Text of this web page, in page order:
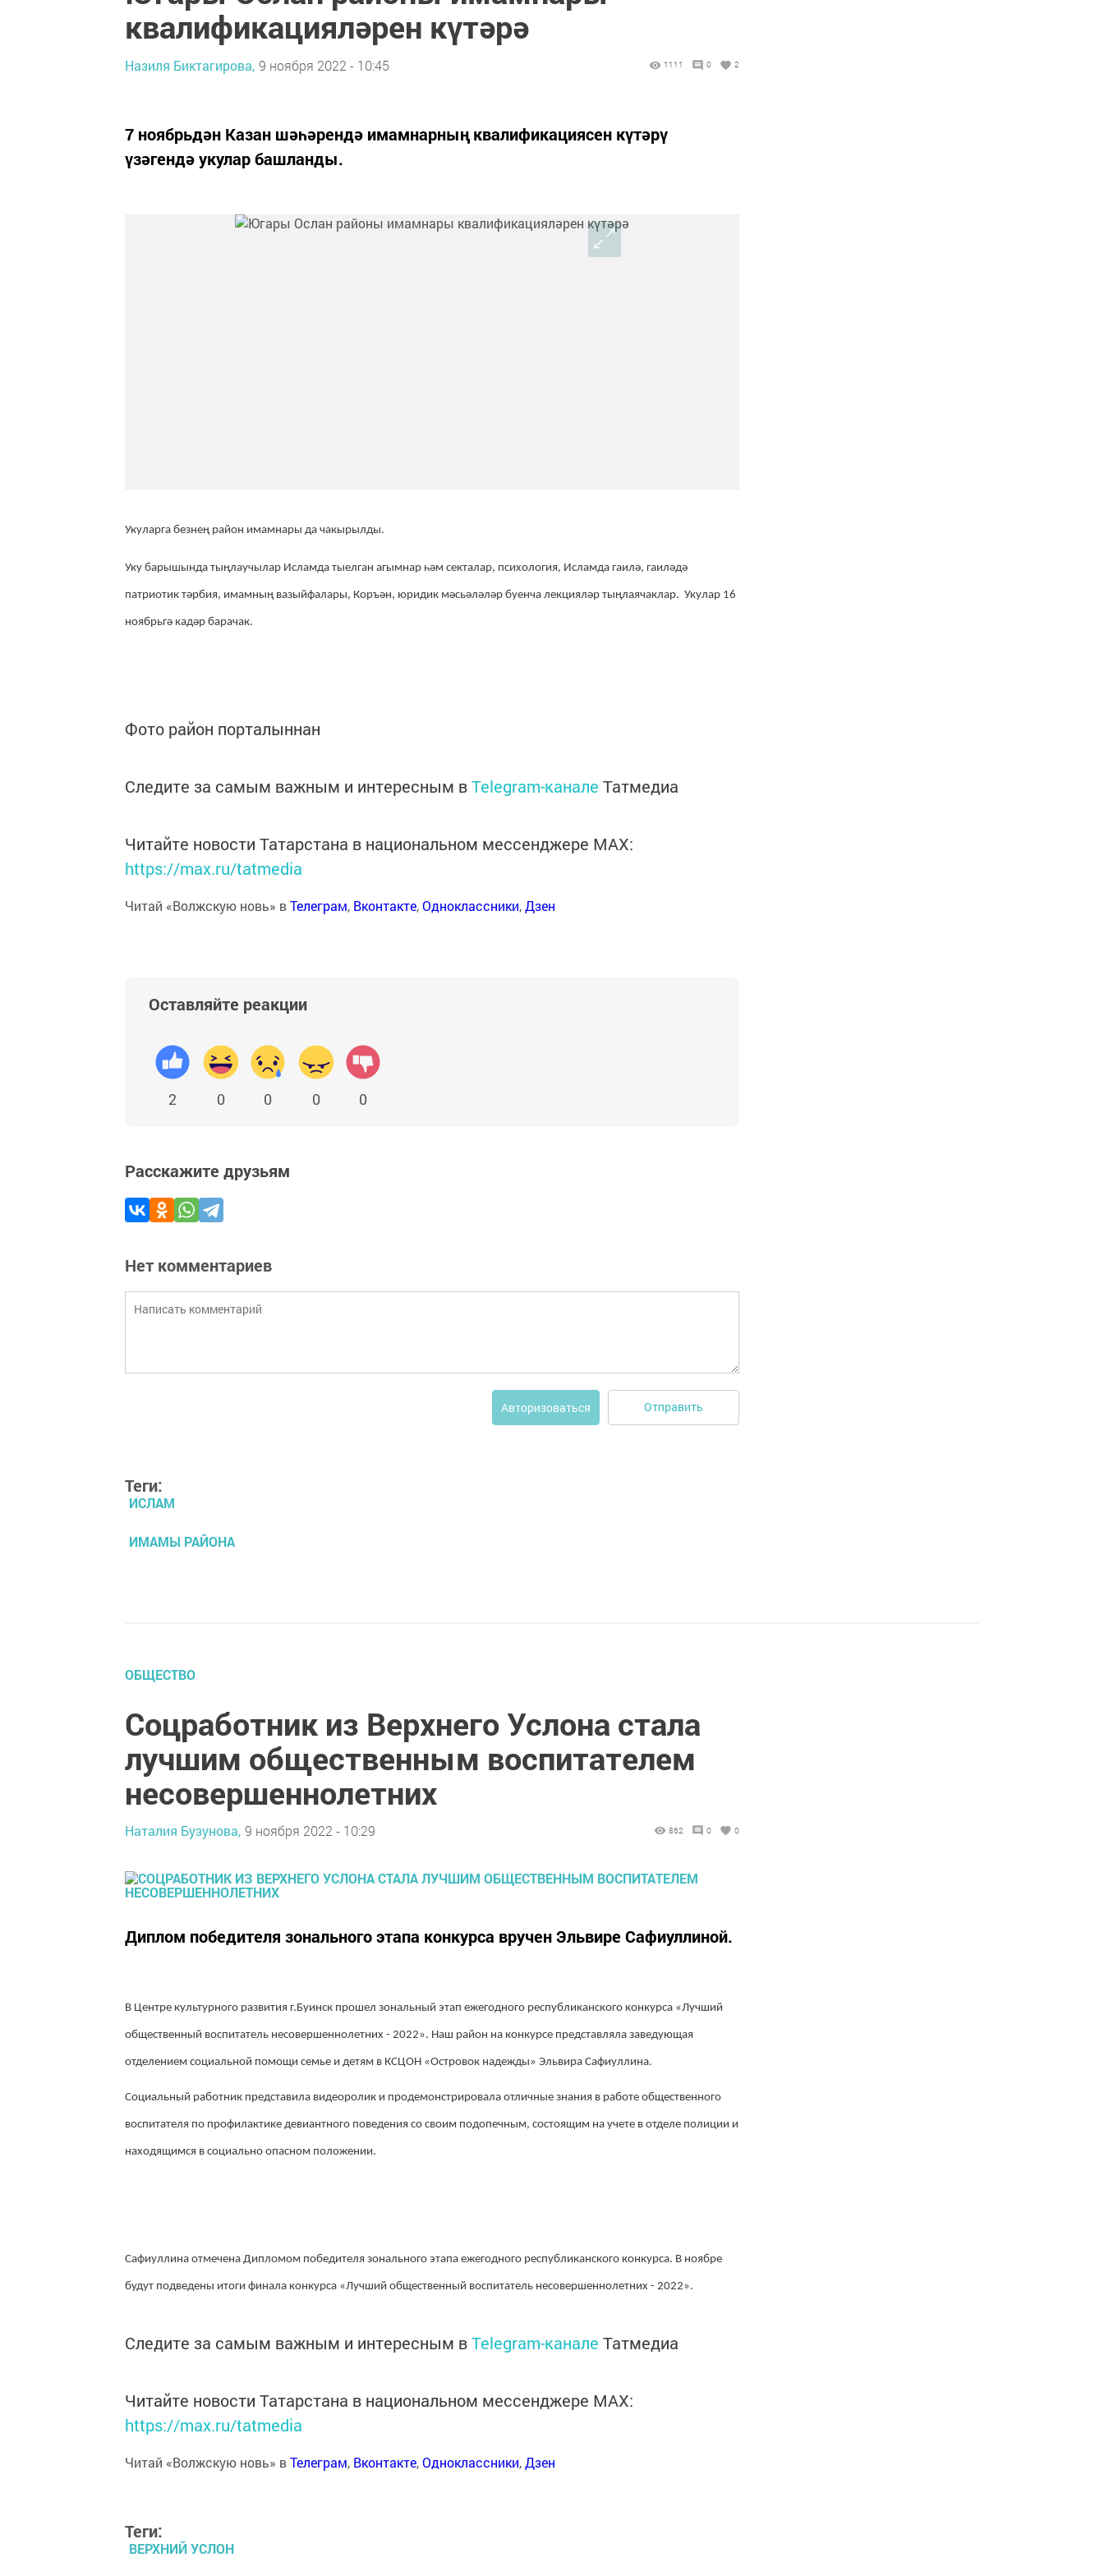
квалификацияләрен күтәрә
Назиля Биктагирова, 9 ноября 2022 - 10:45 1111 0 2
7 ноябрьдән Казан шәһәрендә имамнарның квалификациясен күтәрү
үзәгендә укулар башланды.
Укуларга безнең район имамнары да чакырылды.
Уку барышында тыңлаучылар Исламда тыелган агымнар һәм секталар, психология, Исламда гаилә, гаиләдә
патриотик тәрбия, имамның вазыйфалары, Коръән, юридик мәсьәләләр буенча лекцияләр тыңлаячаклар. Укулар 16
ноябрьгә кадәр барачак.
Фото район порталыннан
Следите за самым важным и интересным вTelegram-канале Татмедиа
Читайте новости Татарстана в национальном мессенджере MАХ:
https://max.ru/tatmedia
Читай «Волжскую новь» вТелеграм, Вконтакте,Одноклассники,Дзен
Оставляйте реакции
2 0 0 0 0
Расскажите друзьям
Нет комментариев
Авторизоваться Отправить
Теги:
ИСЛАМ
ИМАМЫ РАЙОНА
ОБЩЕСТВО
Соцработник из Верхнего Услона стала
лучшим общественным воспитателем
несовершеннолетних
Наталия Бузунова, 9 ноября 2022 - 10:29 862 0 0
Диплом победителя зонального этапа конкурса вручен Эльвире Сафиуллиной.
В Центре культурного развития г.Буинск прошел зональный этап ежегодного республиканского конкурса «Лучший
общественный воспитатель несовершеннолетних - 2022». Наш район на конкурсе представляла заведующая
отделением социальной помощи семье и детям в КСЦОН «Островок надежды» Эльвира Сафиуллина.
Социальный работник представила видеоролик и продемонстрировала отличные знания в работе общественного
воспитателя по профилактике девиантного поведения со своим подопечным, состоящим на учете в отделе полиции и
находящимся в социально опасном положении.
Сафиуллина отмечена Дипломом победителя зонального этапа ежегодного республиканского конкурса. В ноябре
будут подведены итоги финала конкурса «Лучший общественный воспитатель несовершеннолетних - 2022».
Следите за самым важным и интересным вTelegram-канале Татмедиа
Читайте новости Татарстана в национальном мессенджере MАХ:
https://max.ru/tatmedia
Читай «Волжскую новь» вТелеграм, Вконтакте,Одноклассники,Дзен
Теги:
ВЕРХНИЙ УСЛОН